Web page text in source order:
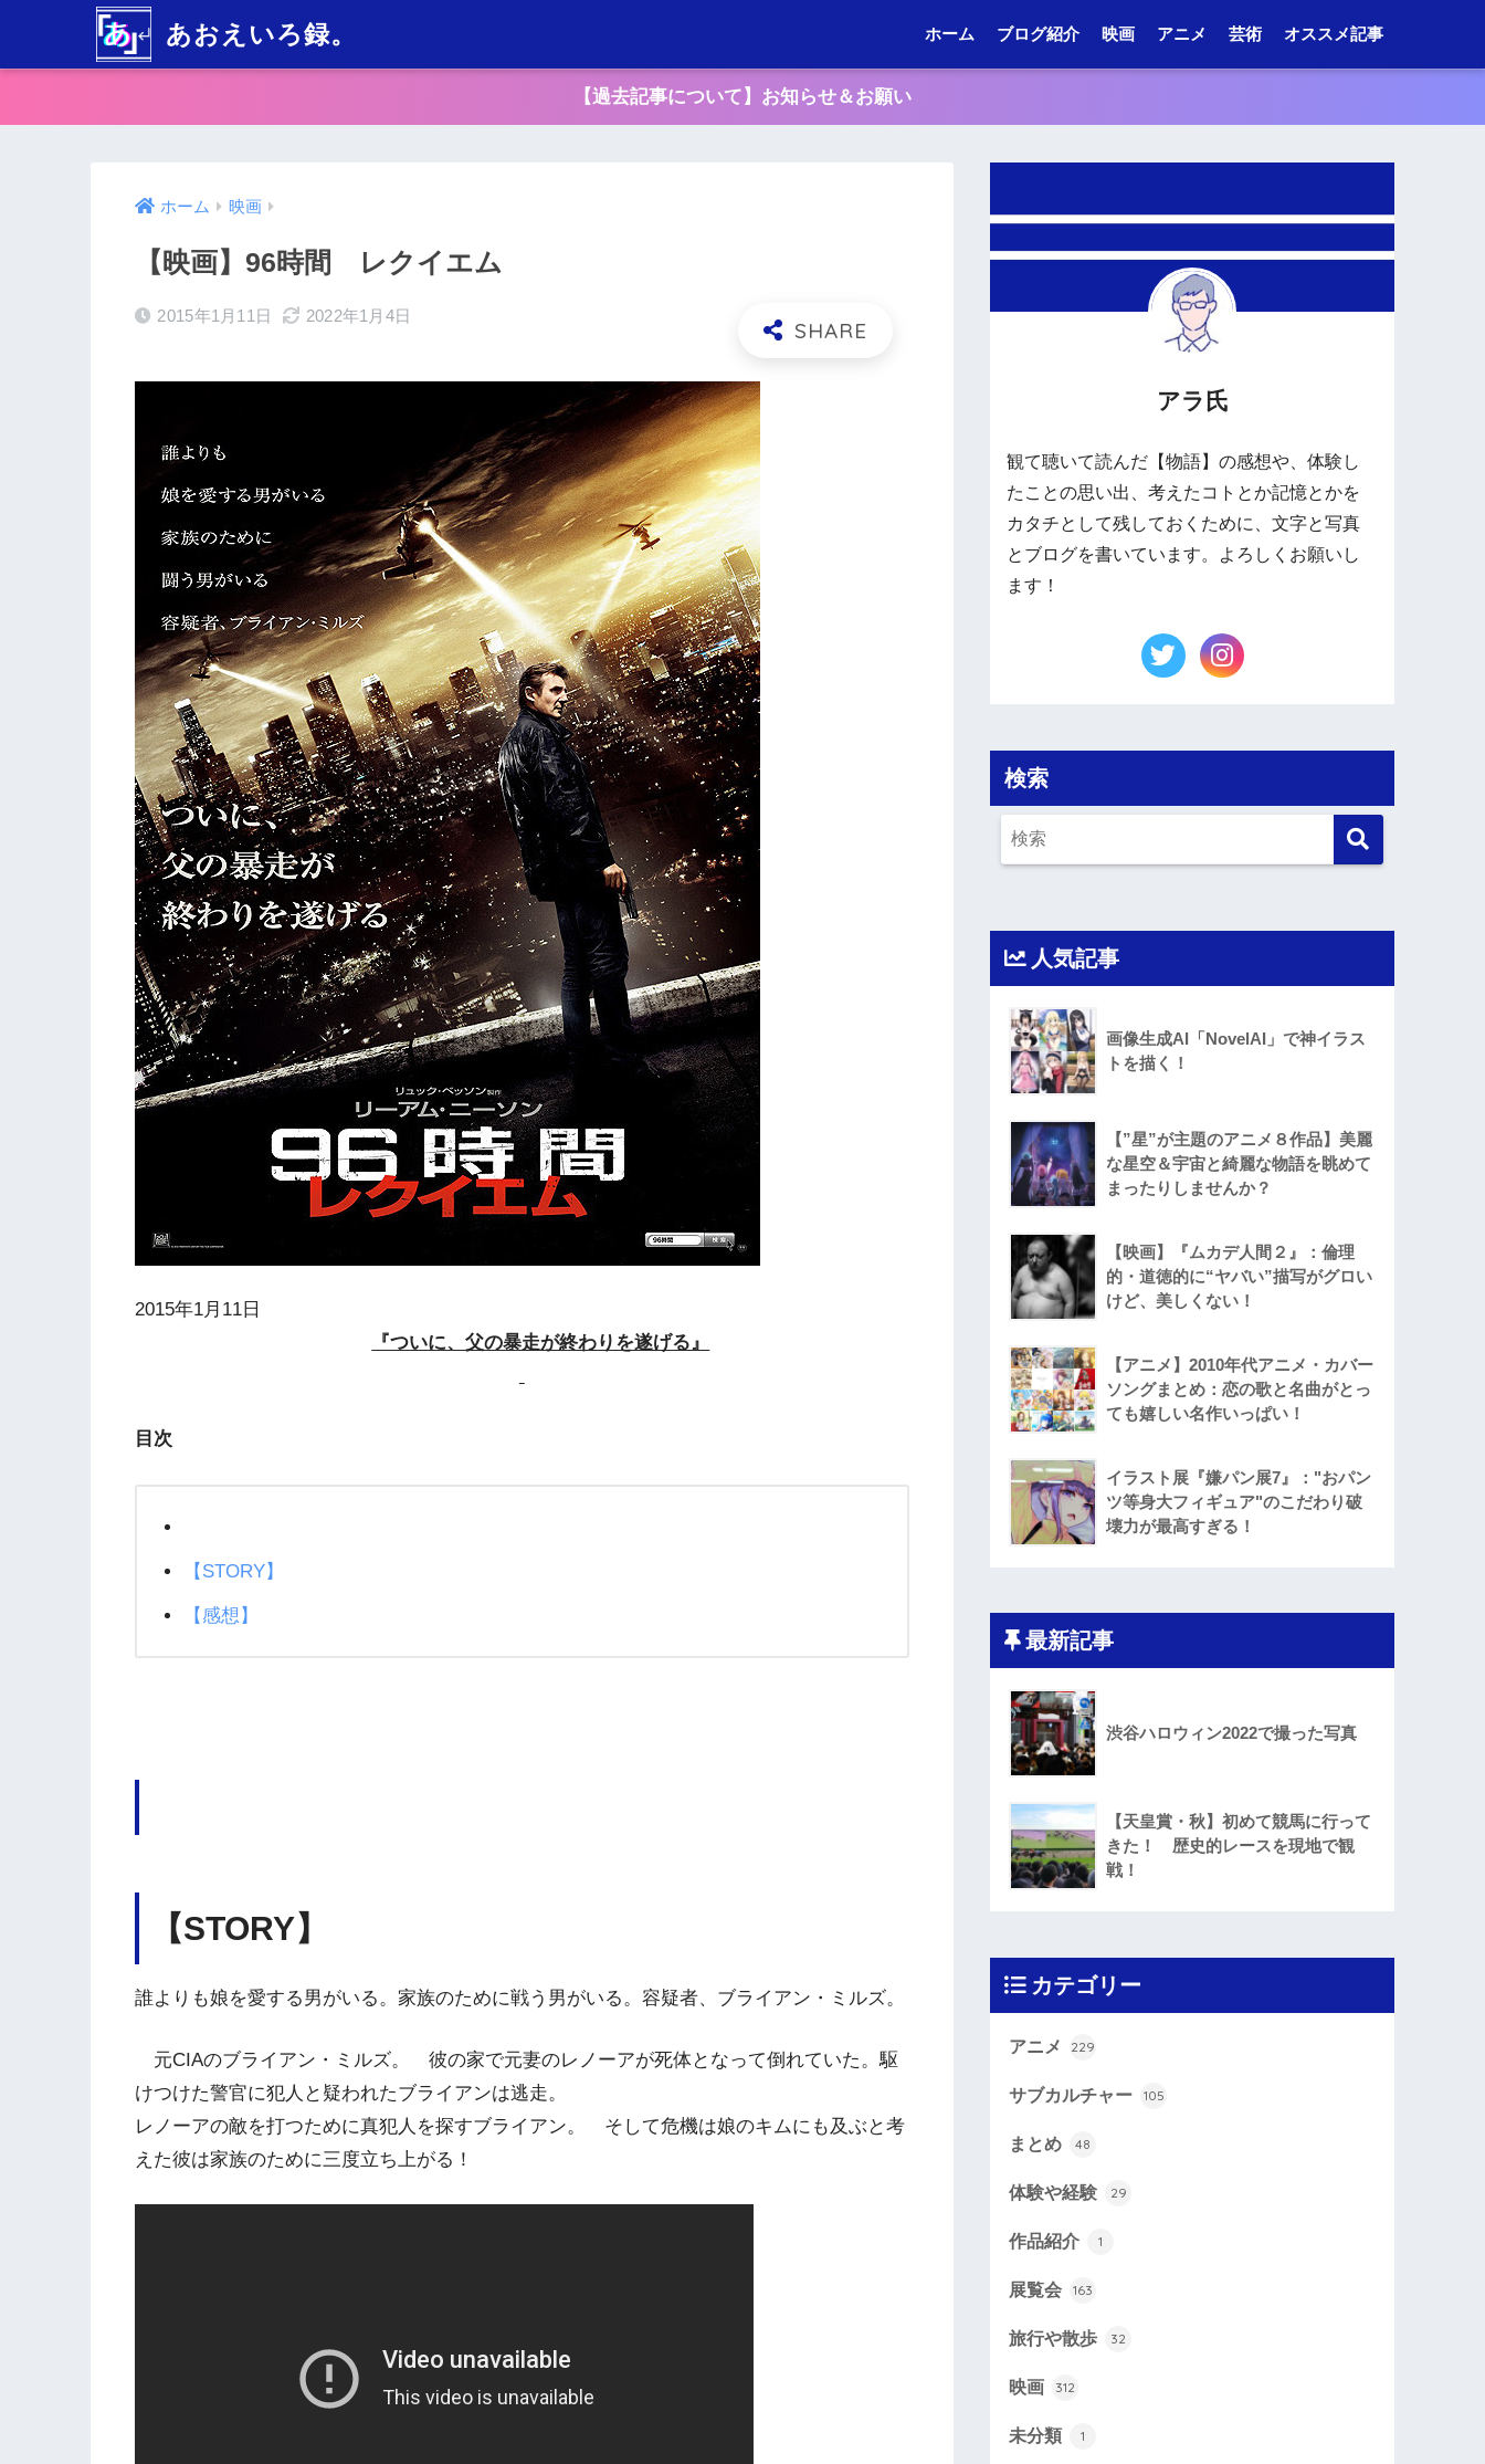
あおえいろ録。 ホーム ブログ紹介 映画 アニメ 芸術 オススメ記事
【過去記事について】お知らせ＆お願い
ホーム 映画
【映画】96時間 レクイエム
2015年1月11日 2022年1月4日
2015年1月11日
『ついに、父の暴走が終わりを遂げる』
目次
【STORY】
【感想】
【STORY】
誰よりも娘を愛する男がいる。家族のために戦う男がいる。容疑者、ブライアン・ミルズ。
元CIAのブライアン・ミルズ。 彼の家で元妻のレノーアが死体となって倒れていた。駆
けつけた警官に犯人と疑われたブライアンは逃走。
レノーアの敵を打つために真犯人を探すブライアン。 そして危機は娘のキムにも及ぶと考
えた彼は家族のために三度立ち上がる！
アラ氏
観て聴いて読んだ【物語】の感想や、体験し
たことの思い出、考えたコトとか記憶とかを
カタチとして残しておくために、文字と写真
とブログを書いています。よろしくお願いし
ます！
検索
人気記事
画像生成AI「NovelAI」で神イラス
トを描く！
【”星”が主題のアニメ８作品】美麗
な星空＆宇宙と綺麗な物語を眺めて
まったりしませんか？
【映画】『ムカデ人間２』：倫理
的・道徳的に“ヤバい”描写がグロい
けど、美しくない！
【アニメ】2010年代アニメ・カバー
ソングまとめ：恋の歌と名曲がとっ
ても嬉しい名作いっぱい！
イラスト展『嫌パン展7』："おパン
ツ等身大フィギュア"のこだわり破
壊力が最高すぎる！
最新記事
渋谷ハロウィン2022で撮った写真
【天皇賞・秋】初めて競馬に行って
きた！ 歴史的レースを現地で観
戦！
カテゴリー
アニメ 229
サブカルチャー 105
まとめ 48
体験や経験 29
作品紹介 1
展覧会 163
旅行や散歩 32
映画 312
未分類 1